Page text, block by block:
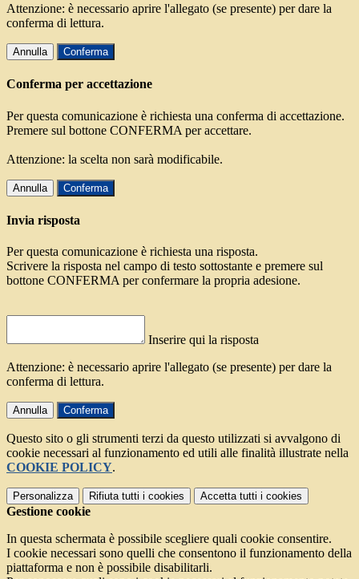
Attenzione: è necessario aprire l'allegato (se presente) per dare la
conferma di lettura.
Annulla Conferma
Conferma per accettazione
Per questa comunicazione è richiesta una conferma di accettazione.
Premere sul bottone CONFERMA per accettare.
Attenzione: la scelta non sarà modificabile.
Annulla Conferma
Invia risposta
Per questa comunicazione è richiesta una risposta.
Scrivere la risposta nel campo di testo sottostante e premere sul
bottone CONFERMA per confermare la propria adesione.
Inserire qui la risposta
Attenzione: è necessario aprire l'allegato (se presente) per dare la
conferma di lettura.
Annulla Conferma
Questo sito o gli strumenti terzi da questo utilizzati si avvalgono di
cookie necessari al funzionamento ed utili alle finalità illustrate nella
COOKIE POLICY.
Personalizza Rifiuta tutti i cookies Accetta tutti i cookies
Gestione cookie
In questa schermata è possibile scegliere quali cookie consentire.
I cookie necessari sono quelli che consentono il funzionamento della
piattaforma e non è possibile disabilitarli.